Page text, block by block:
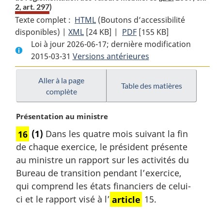
2, art. 297)
Texte complet : HTML Texte
complet
:
Loi
sur
de
transition
vers
un
régime
canadien
de
réglementation
des
(Boutons d’accessibilité
disponibles) |XML Texte
complet
:
Loi
sur
Bureau
de
transition
vers
un
régime
canadien
de
réglementation
[24 KB] | PDF Texte
complet
:
Loi
Bureau
transition
un
régime
canadien
de
réglementation
[155 KB]
Loi à jour 2026-06-17; dernière modification
2015-03-31 Versions antérieures
Aller à la page
complète
Table des matières
N
o
e
m
a
g
i
Présentation au ministre
16 (1) Dans les quatre mois suivant la fin
de chaque exercice, le président présente
au ministre un rapport sur les activités du
Bureau de transition pendant l’exercice,
qui comprend les états financiers de celui-
ci et le rapport visé à l’ article 15.